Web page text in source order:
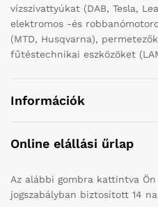
vízszivattyúkat (DAB, Tesla,
elektromos -és
(MTD, Husqvarna),
fűtéstechnikai eszközöket
Információk
Online elállási űrlap
Az alábbi gombra kattintva
jogszabályban biztosított 14